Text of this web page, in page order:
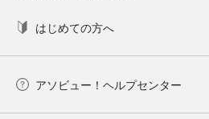
はじめての方へ
アソビュー！ヘルプセンター